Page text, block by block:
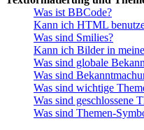
Was ist BBCode?
Kann ich HTML
Was sind Smilies?
Kann ich Bilder in
Was sind globale
Was sind
Was sind wichtige
Was sind geschlossene
Was sind Themen-